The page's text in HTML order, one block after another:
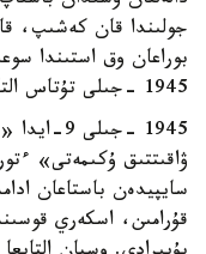
جولىندا قان كەشىپ،
بوراعان وق استىندا
1945 -جىلى تۇتاس التايدى ازات ەتەدى.
1945 -
ۋاقىتتىق ۇكىمەتى»
سايپيدەن باستاعان
قۇرامىن، اسكەري